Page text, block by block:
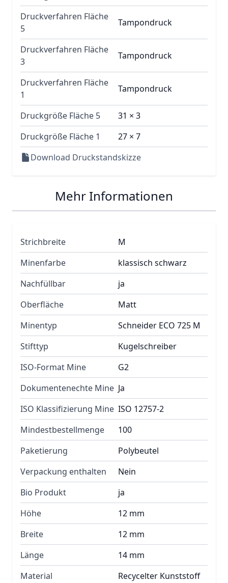
Druckverfahren Fläche
5
Tampondruck
Druckverfahren Fläche
3
Tampondruck
Druckverfahren Fläche
1
Tampondruck
Druckgröße Fläche 5
31 × 3
Druckgröße Fläche 1
27 × 7
Download Druckstandskizze
Mehr Informationen
Strichbreite
M
Minenfarbe
klassisch schwarz
Nachfüllbar
ja
Oberfläche
Matt
Minentyp
Schneider ECO 725 M
Stifttyp
Kugelschreiber
ISO-Format Mine
G2
Dokumentenechte Mine Ja
ISO Klassifizierung Mine ISO 12757-2
Mindestbestellmenge
100
Paketierung
Polybeutel
Verpackung enthalten
Nein
Bio Produkt
ja
Höhe
12 mm
Breite
12 mm
Länge
14 mm
Material
Recycelter Kunststoff